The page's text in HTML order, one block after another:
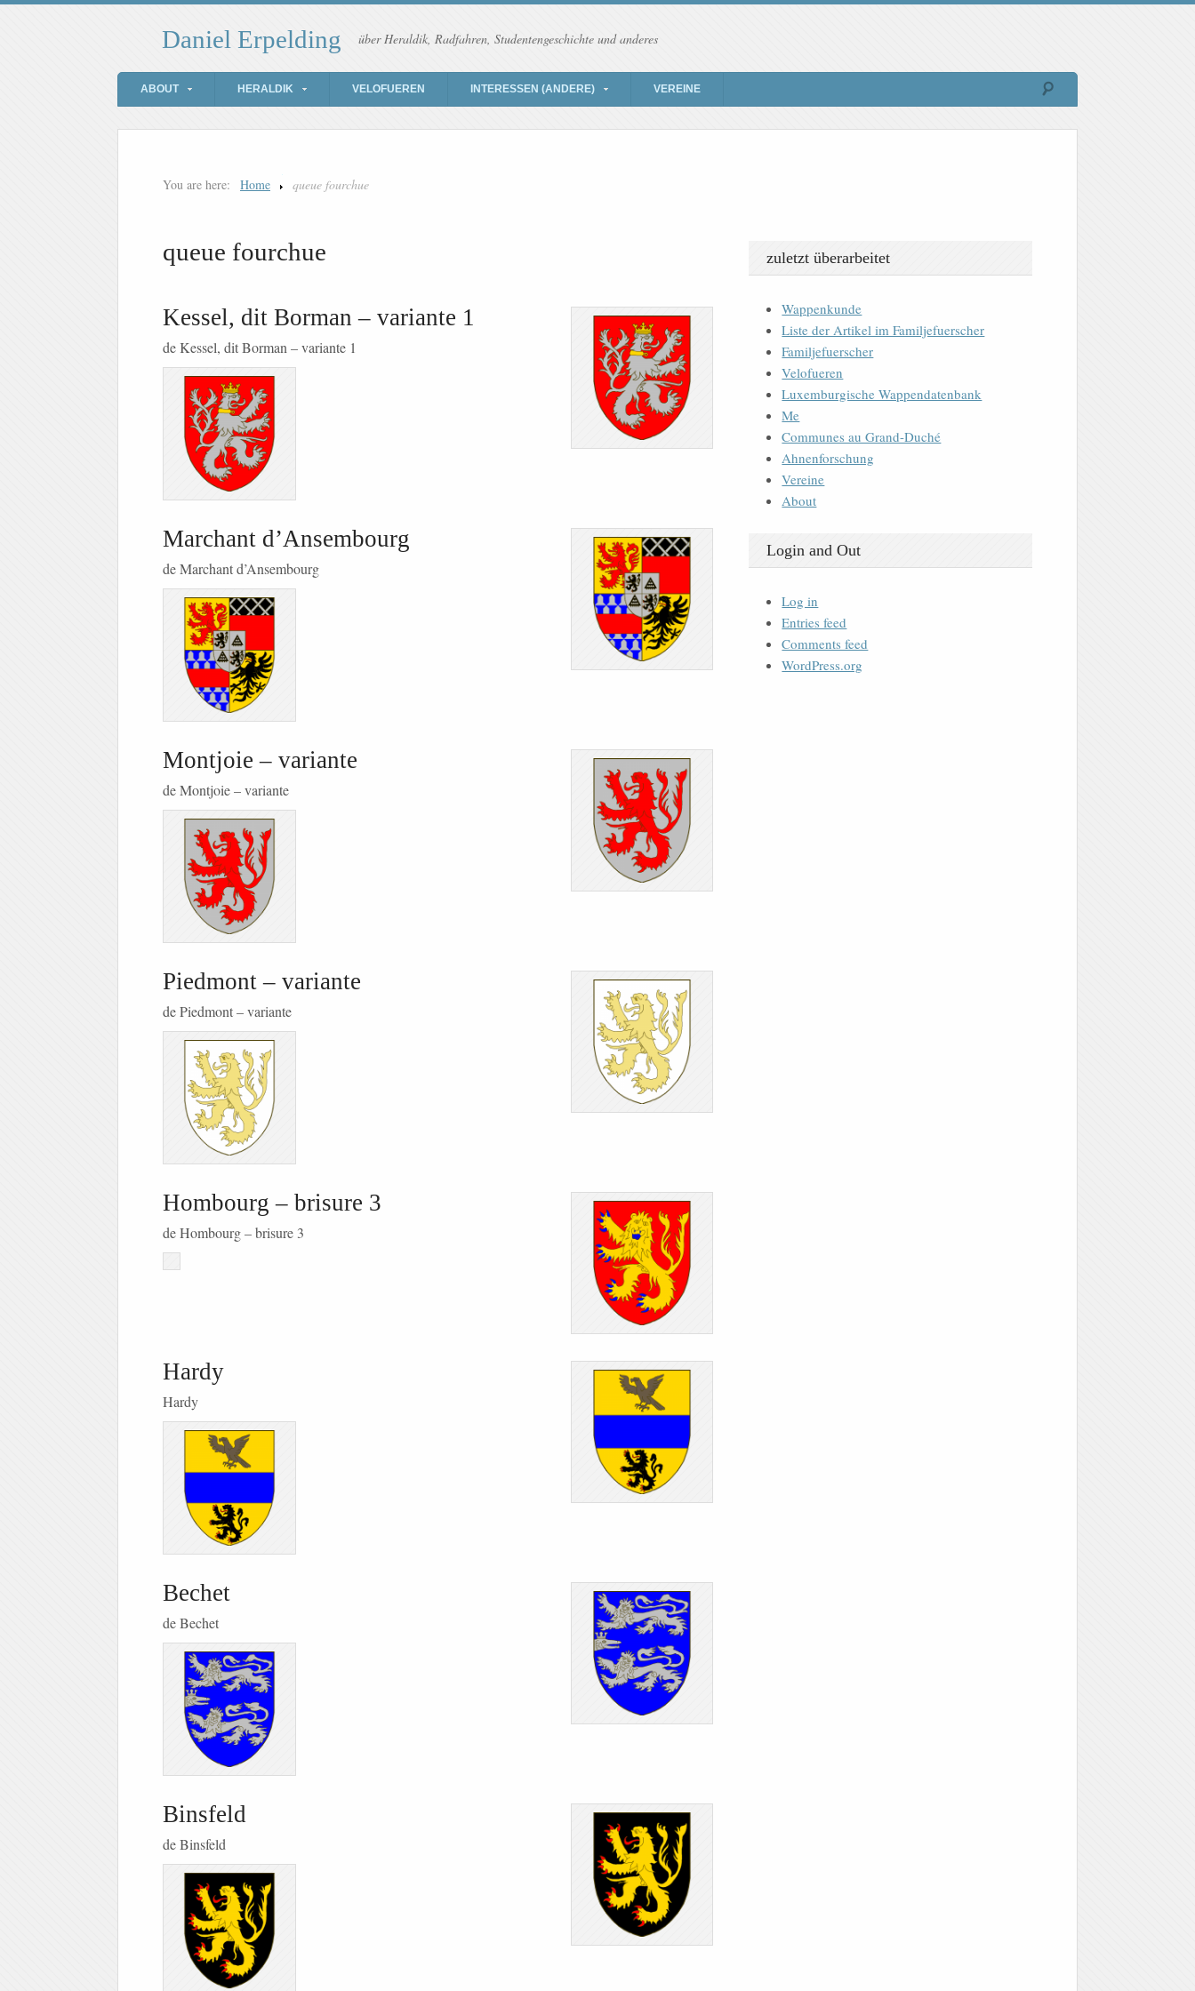
Daniel Erpelding über Heraldik, Radfahren, Studentengeschichte und anderes
ABOUT HERALDIK VELOFUEREN INTERESSEN (ANDERE) VEREINE
You are here: Home queue fourchue
queue fourchue
Kessel, dit Borman – variante 1
de Kessel, dit Borman – variante 1
Marchant d’Ansembourg
de Marchant d’Ansembourg
Montjoie – variante
de Montjoie – variante
Piedmont – variante
de Piedmont – variante
Hombourg – brisure 3
de Hombourg – brisure 3
Hardy
Hardy
Bechet
de Bechet
Binsfeld
de Binsfeld
zuletzt überarbeitet
Wappenkunde
Liste der Artikel im Familjefuerscher
Familjefuerscher
Velofueren
Luxemburgische Wappendatenbank
Me
Communes au Grand-Duché
Ahnenforschung
Vereine
About
Login and Out
Log in
Entries feed
Comments feed
WordPress.org